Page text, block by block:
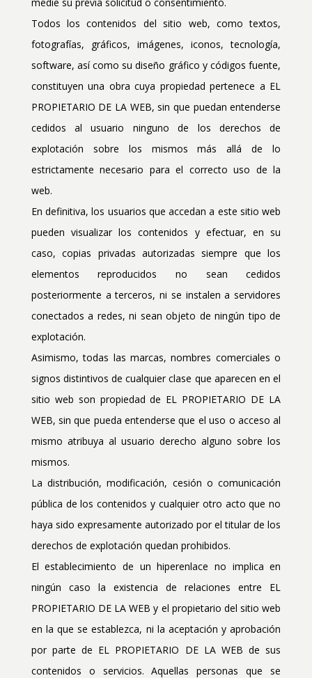
Todos los contenidos del sitio web, como textos,
fotografías, gráficos, imágenes, iconos, tecnología,
software, así como su diseño gráfico y códigos fuente,
constituyen una obra cuya propiedad pertenece a EL
PROPIETARIO DE LA WEB, sin que puedan entenderse
cedidos al usuario ninguno de los derechos de
explotación sobre los mismos más allá de lo
estrictamente necesario para el correcto uso de la
web.
En definitiva, los usuarios que accedan a este sitio web
pueden visualizar los contenidos y efectuar, en su
caso, copias privadas autorizadas siempre que los
elementos reproducidos no sean cedidos
posteriormente a terceros, ni se instalen a servidores
conectados a redes, ni sean objeto de ningún tipo de
explotación.
Asimismo, todas las marcas, nombres comerciales o
signos distintivos de cualquier clase que aparecen en el
sitio web son propiedad de EL PROPIETARIO DE LA
WEB, sin que pueda entenderse que el uso o acceso al
mismo atribuya al usuario derecho alguno sobre los
mismos.
La distribución, modificación, cesión o comunicación
pública de los contenidos y cualquier otro acto que no
haya sido expresamente autorizado por el titular de los
derechos de explotación quedan prohibidos.
El establecimiento de un hiperenlace no implica en
ningún caso la existencia de relaciones entre EL
PROPIETARIO DE LA WEB y el propietario del sitio web
en la que se establezca, ni la aceptación y aprobación
por parte de EL PROPIETARIO DE LA WEB de sus
contenidos o servicios. Aquellas personas que se